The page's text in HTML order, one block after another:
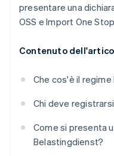
presentare una
OSS e Import One
Contenuto
Che cos'è il regime
Chi deve
Come si presenta
Belastingdienst?